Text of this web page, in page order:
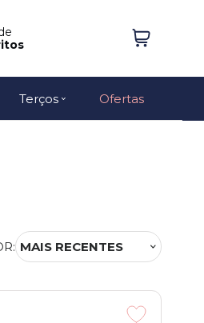
Terços Ofertas
MAIS RECENTES